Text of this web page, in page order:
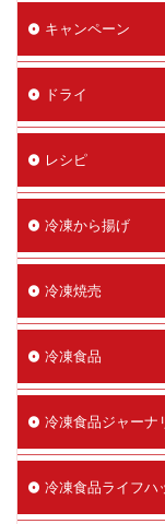
キャンペーン
ドライ
レシピ
冷凍から揚げ
冷凍焼売
冷凍食品
冷凍食品ジャーナ
冷凍食品ライフハ